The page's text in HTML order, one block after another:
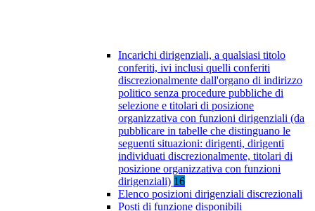
Incarichi dirigenziali, a qualsiasi titolo
conferiti, ivi inclusi quelli conferiti
discrezionalmente dall'organo di indirizzo
politico senza procedure pubbliche di
selezione e titolari di posizione
organizzativa con funzioni dirigenziali (da
pubblicare in tabelle che distinguano le
seguenti situazioni: dirigenti, dirigenti
individuati discrezionalmente, titolari di
posizione organizzativa con funzioni
dirigenziali) 16
Elenco posizioni dirigenziali discrezionali
Posti di funzione disponibili